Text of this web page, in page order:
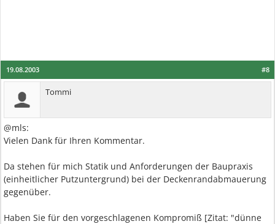
#8
19.08.2003
Tommi
@mls:
Vielen Dank für Ihren Kommentar.
Da stehen für mich Statik und Anforderungen der Baupraxis
(einheitlicher Putzuntergrund) bei der Deckenrandabmauerung
gegenüber.
Haben Sie für den vorgeschlagenen Kompromiß [Zitat: "dünne